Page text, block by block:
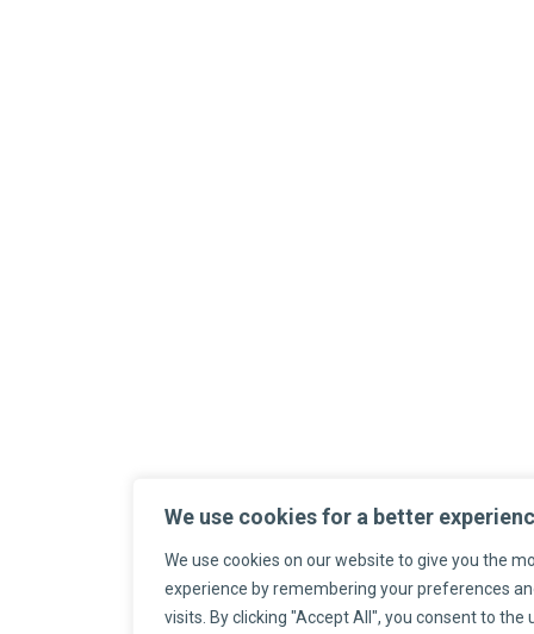
We use cookies for a better
We use cookies on our website to give you the
experience by remembering your preferences
visits. By clicking "Accept All", you consent to the